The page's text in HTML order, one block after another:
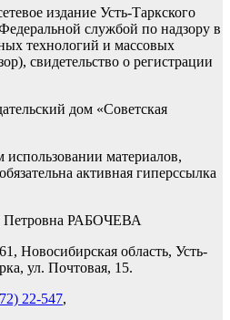
издание Усть-Таркского
службой по надзору в
технологий и массовых
свидетельство о регистрации
дом «Советская
материалов,
активная гиперссылка
Петровна РАБОЧЕВА
область, Усть-
ул. Почтовая, 15.
22-547,